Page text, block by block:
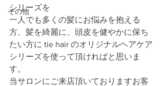
その他
シリーズを
一人でも多くの髪にお悩みを抱える
方、髪を綺麗に、頭皮を健やかに保ち
たい方に tie hair のオリジナルヘアケア
シリーズを使って頂ければと思いま
す。
当サロンにご来店頂いておりますお客